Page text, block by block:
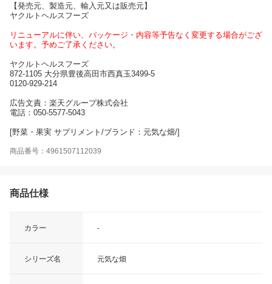
【発売元、製造元、輸入元又は販売元】
ヤクルトヘルスフーズ
リニューアルに伴い、パッケージ・内容等予告なく変更する場合がござ
います。予めご了承ください。
ヤクルトヘルスフーズ
872-1105 大分県豊後高田市西真玉3499-5
0120-929-214
広告文責：楽天グループ株式会社
電話：050-5577-5043
[野菜・果実 サプリメント/ブランド：元気な畑/]
商品番号：4961507112039
商品仕様
カラー -
シリーズ名 元気な畑